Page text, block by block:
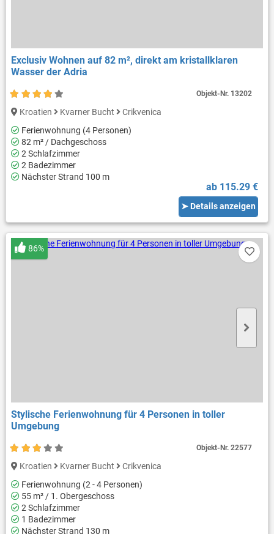
Exclusiv Wohnen auf 82 m², direkt am kristallklaren
Wasser der Adria
Kroatien Kvarner Bucht
Crikvenica
Ferienwohnung (4 Personen)
82 m² / Dachgeschoss
2 Schlafzimmer
2 Badezimmer
Nächster Strand 100 m
ab 115.29 €
➤ Details anzeigen
Objekt-Nr. 13202
Stylische Ferienwohnung für 4 Personen in toller
Umgebung
86%
Kroatien Kvarner Bucht
Crikvenica
Ferienwohnung (2 - 4 Personen)
55 m² / 1. Obergeschoss
2 Schlafzimmer
1 Badezimmer
Nächster Strand 130 m
Objekt-Nr.22577